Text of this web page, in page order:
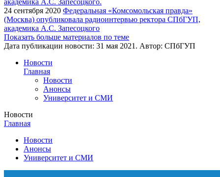
24 сентября 2020 Федеральная «Комсомольская правда»
(Москва) опубликовала радиоинтервью ректора СПбГУП,
академика А.С. Запесоцкого
Показать больше материалов по теме
Дата публикации новости: 31 мая 2021 . Автор: СПбГУП
Новости
Главная
Новости
Анонсы
Университет и СМИ
Новости
Главная
Новости
Анонсы
Университет и СМИ